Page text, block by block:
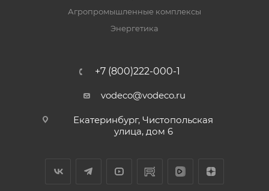
Агропромышленные комплексы
Энергетика
+7 (800)222-000-1
vodeco@vodeco.ru
Екатеринбург, Чистопольская
улица, дом 6